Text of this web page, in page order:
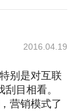
2016.04.19
别是对互联
目相看。
营销模式了